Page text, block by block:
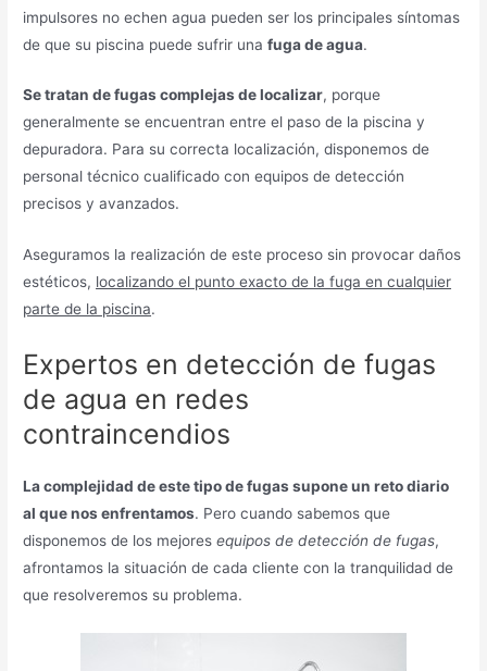
impulsores no echen agua pueden ser los principales síntomas
de que su piscina puede sufrir unafuga de agua.
Se tratan de fugas complejas de localizar, porque
generalmente se encuentran entre el paso de la piscina y
depuradora. Para su correcta localización, disponemos de
personal técnico cualificado con equipos de detección
precisos y avanzados.
Aseguramos la realización de este proceso sin provocar daños
estéticos, localizando el punto exacto de la fuga en cualquier
parte de la piscina.
Expertos en detección de fugas
de agua en redes
contraincendios
La complejidad de este tipo de fugas supone un reto diario
al que nos enfrentamos. Pero cuando sabemos que
disponemos de los mejoresequipos de detección de fugas,
afrontamos la situación de cada cliente con la tranquilidad de
que resolveremos su problema.